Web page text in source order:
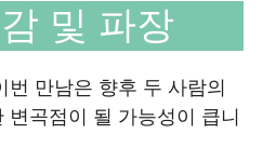
및 파장
번 만남은 향후 두 사람의
변곡점이 될 가능성이 큽니